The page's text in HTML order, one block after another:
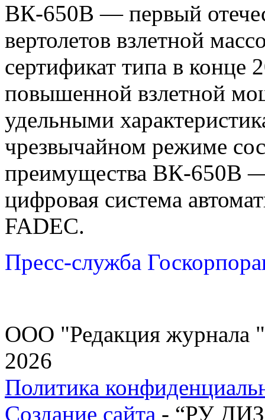
ВК-650В — первый
вертолетов взлетной
сертификат типа в конце
повышенной взлетной
удельными
чрезвычайном режиме
преимущества ВК-650В
цифровая система
FADEC.
Пресс-служба
ООО "Редакция журнала
2026
Политика
Создание сайта - “РУ